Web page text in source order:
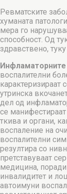
Ревматските
хуманата
мера го
способност. Од
здравствено,
воспалителни
карактеризираат
утринска
дел од
се
ткива и органи,
воспаление на
воспалителни
резултира со
претставуваат
медицина,
инвалидитет и
автоимуни